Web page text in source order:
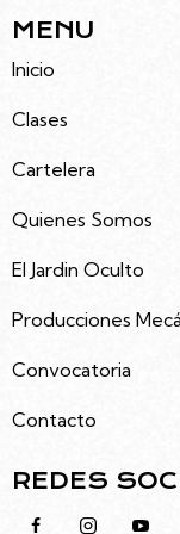
MENU
Inicio
Clases
Cartelera
Quienes Somos
El Jardin Oculto
Producciones
Convocatoria
Contacto
REDES